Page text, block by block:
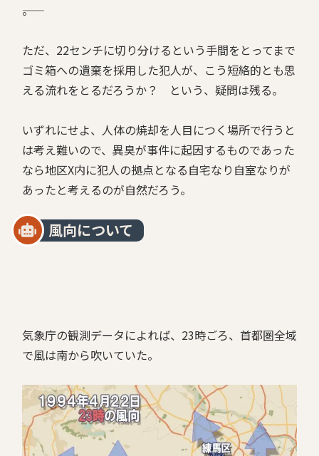
――。
ただ、22センチに切り分けるという手間をとってまで
ゴミ箱への遺棄を採用した犯人が、こう短絡的とも思
える流れをとるだろうか？ という、疑問は残る。
いずれにせよ、人体の焼却を人目につく場所で行うと
は考え難いので、異臭が事件に起因するものであった
なら地区X内に犯人の拠点となる自宅なり自室なりが
あったと考えるのが自然だろう。
風向について
気象庁の観測データによれば、23時ごろ、首都圏全域
で風は南から吹いていた。